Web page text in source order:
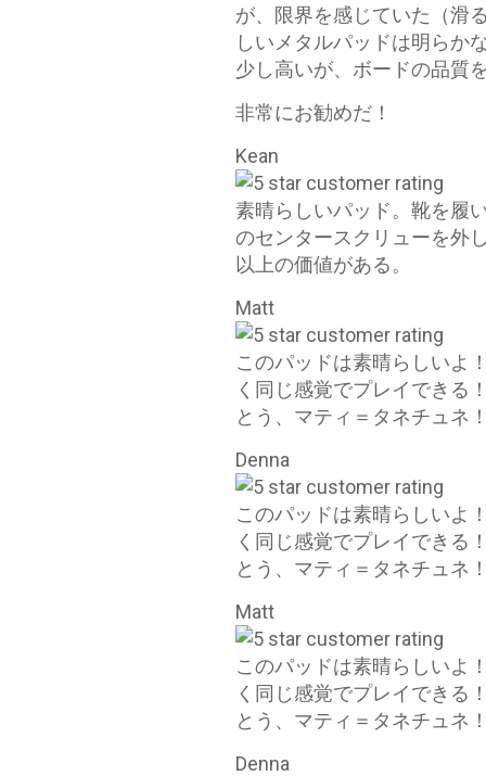
が、限界を感じていた（滑
しいメタルパッドは明らか
少し高いが、ボードの品質
非常にお勧めだ！
Kean
素晴らしいパッド。靴を履
のセンタースクリューを外
以上の価値がある。
Matt
このパッドは素晴らしいよ
く同じ感覚でプレイできる
とう、マティ＝タネチュネ
Denna
このパッドは素晴らしいよ
く同じ感覚でプレイできる
とう、マティ＝タネチュネ
Matt
このパッドは素晴らしいよ
く同じ感覚でプレイできる
とう、マティ＝タネチュネ
Denna